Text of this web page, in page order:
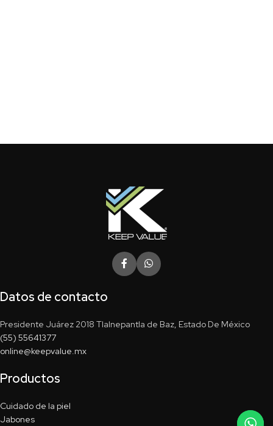
Datos de contacto
Presidente Juárez 2018 Tlalnepantla de Baz, Estado De México
(55) 55641377
online@keepvalue.mx
Productos
Cuidado de la piel
Jabones